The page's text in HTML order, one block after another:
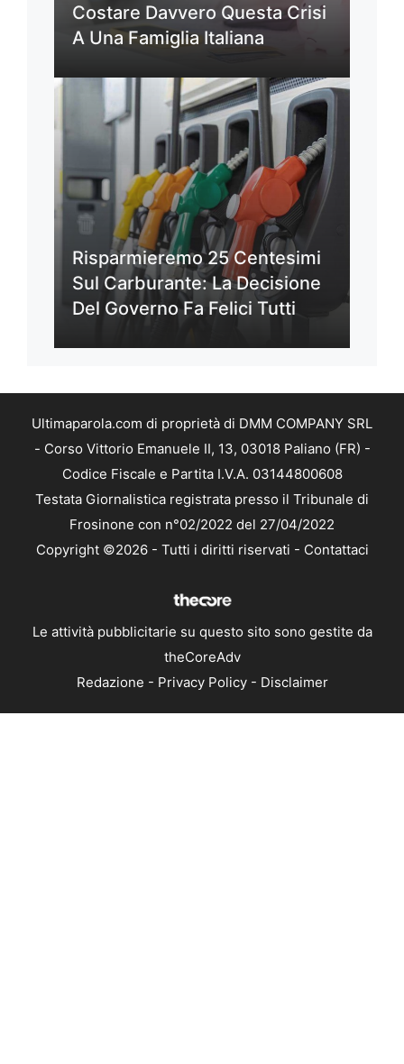
Costare Davvero Questa Crisi
A Una Famiglia Italiana
Risparmieremo 25 Centesimi
Sul Carburante: La Decisione
Del Governo Fa Felici Tutti
Ultimaparola.com di proprietà di DMM COMPANY SRL
- Corso Vittorio Emanuele II, 13, 03018 Paliano (FR) -
Codice Fiscale e Partita I.V.A. 03144800608
Testata Giornalistica registrata presso il Tribunale di
Frosinone con n°02/2022 del 27/04/2022
Copyright ©2026 - Tutti i diritti riservati - Contattaci
Le attività pubblicitarie su questo sito sono gestite da
theCoreAdv
Redazione - Privacy Policy- Disclaimer